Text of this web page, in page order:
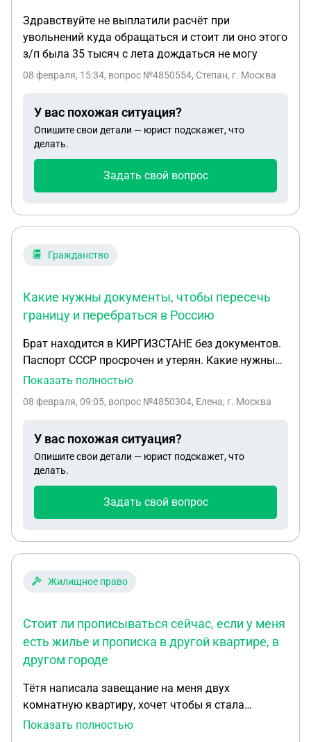
Здравствуйте не выплатили расчёт при
увольнений куда обращаться и стоит ли оно этого
з/п была 35 тысяч с лета дождаться не могу
08 февраля, 15:34, вопрос №4850554, Степан, г. Москва
У вас похожая ситуация?
Опишите свои детали — юрист подскажет, что
делать.
Задать свой вопрос
Гражданство
Какие нужны документы, чтобы пересечь
границу и перебраться в Россию
Брат находится в КИРГИЗСТАНЕ без документов.
Паспорт СССР просрочен и утерян. Какие нужны
документы,чтобы пересечь границу и
взять справку в паспортном о том , что он
справка
Показать полностью
08 февраля, 09:05, вопрос №4850304, Елена, г. Москва
У вас похожая ситуация?
Опишите свои детали — юрист подскажет, что
делать.
Задать свой вопрос
Жилищное право
Стоит ли прописываться сейчас, если у меня
есть жилье и прописка в другой квартире, в
другом городе
Тётя написала завещание на меня двух
комнатную квартиру, хочет чтобы я стала
собственником жилья сейчас, при её жизни. Стоит
Показать полностью